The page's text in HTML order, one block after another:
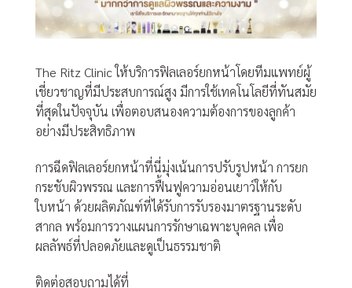
The Ritz Clinic ให้บริการฟิลเลอร์ยกหน้าโดยทีมแพทย์ผู้
เชี่ยวชาญที่มีประสบการณ์สูง มีการใช้เทคโนโลยีที่ทันสมัย
ที่สุดในปัจจุบัน เพื่อตอบสนองความต้องการของลูกค้า
อย่างมีประสิทธิภาพ
การฉีดฟิลเลอร์ยกหน้าที่นี่มุ่งเน้นการปรับรูปหน้า การยก
กระชับผิวพรรณ และการฟื้นฟูความอ่อนเยาว์ให้กับ
ใบหน้า ด้วยผลิตภัณฑ์ที่ได้รับการรับรองมาตรฐานระดับ
สากล พร้อมการวางแผนการรักษาเฉพาะบุคคล เพื่อ
ผลลัพธ์ที่ปลอดภัยและดูเป็นธรรมชาติ
ติดต่อสอบถามได้ที่